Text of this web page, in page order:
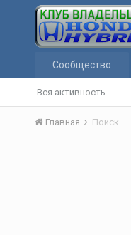
Сообщество
Вся активность
Главная Поиск